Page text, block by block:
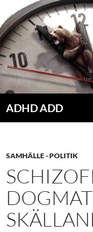
Hoppa
till
innehåll
ADHD ADD
SAMHÄLLE - POLITIK